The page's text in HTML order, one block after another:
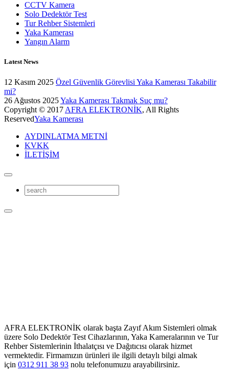
CCTV Kamera
Solo Dedektör Test
Tur Rehber Sistemleri
Yaka Kamerası
Yangın Alarm
Latest News
12 Kasım 2025 Özel Güvenlik Görevlisi Yaka Kamerası Takabilir
mi?
26 Ağustos 2025Yaka Kamerası Takmak Suç mu?
Copyright © 2017 AFRA ELEKTRONİK, All Rights
ReservedYaka Kamerası
AYDINLATMA METNİ
KVKK
İLETİŞİM
AFRA ELEKTRONİK olarak başta Zayıf Akım Sistemleri olmak
üzere Solo Dedektör Test Cihazlarının, Yaka Kameralarının ve Tur
Rehber Sistemlerinin İthalatçısı ve Dağıtıcısı olarak hizmet
vermektedir. Firmamızın ürünleri ile ilgili detaylı bilgi almak
için 0312 911 38 93 nolu telefonumuzu arayabilirsiniz.